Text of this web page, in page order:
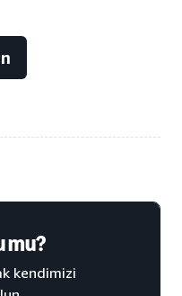
mu?
kendimizi